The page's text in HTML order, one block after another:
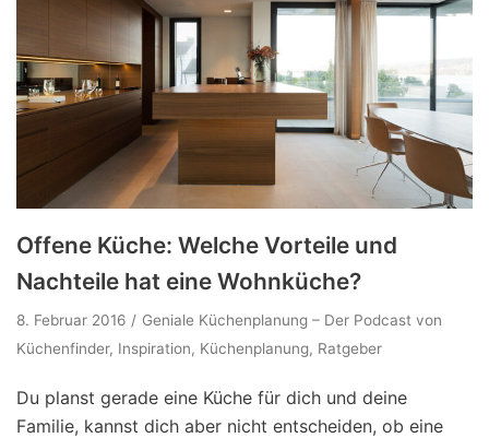
Offene Küche: Welche Vorteile und
Nachteile hat eine Wohnküche?
8. Februar 2016
Geniale Küchenplanung – Der Podcast von
Küchenfinder, Inspiration, Küchenplanung, Ratgeber
Du planst gerade eine Küche für dich und deine
Familie, kannst dich aber nicht entscheiden, ob eine